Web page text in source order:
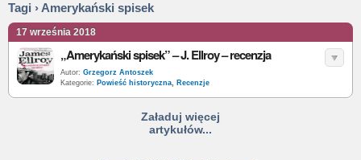
Tagi › Amerykański spisek
17 września 2018
„Amerykański spisek” – J. Ellroy – recenzja
Autor: Grzegorz Antoszek
Kategorie: Powieść historyczna, Recenzje
Załaduj więcej
artykułów...